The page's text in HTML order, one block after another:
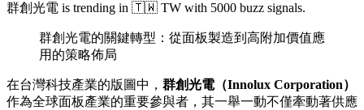
群創光電 is trending in 🇹🇼 TW with 5000 buzz signals.
群創光電的關鍵轉型：從面板製造到高附加價值應
用的策略佈局
在台灣科技產業的版圖中， 群創光電（Innolux Corporation）
作為全球面板產業的重要參與者，其一舉一動不僅牽動著供應